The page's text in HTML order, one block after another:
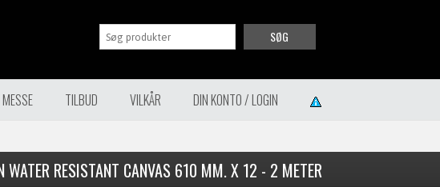
TILBUD VILKÅR DIN KONTO / LOGIN
SØG
WATER RESISTANT CANVAS 610 MM. X 12 - 2 METER